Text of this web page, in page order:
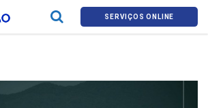
SERVIÇOS ONLINE